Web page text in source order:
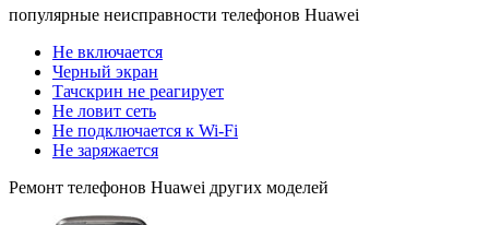
популярные неисправности телефонов Huawei
Не включается
Черный экран
Тачскрин не реагирует
Не ловит сеть
Не подключается к Wi-Fi
Не заряжается
Ремонт телефонов Huawei других моделей